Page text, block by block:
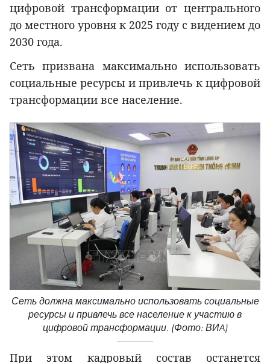
цифровой трансформации от центрального
до местного уровня к 2025 году с видением до
2030 года.
Сеть призвана максимально использовать
социальные ресурсы и привлечь к цифровой
трансформации все население.
Сеть должна максимально использовать социальные
ресурсы и привлечь все население к участию в
цифровой трансформации. (Фото: ВИA)
При этом кадровый состав останется